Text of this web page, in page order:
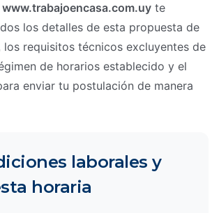
www.trabajoencasa.com.uy te
los detalles de esta propuesta de
los requisitos técnicos excluyentes de
de horarios establecido y el
enviar tu postulación de manera
laborales y
horaria